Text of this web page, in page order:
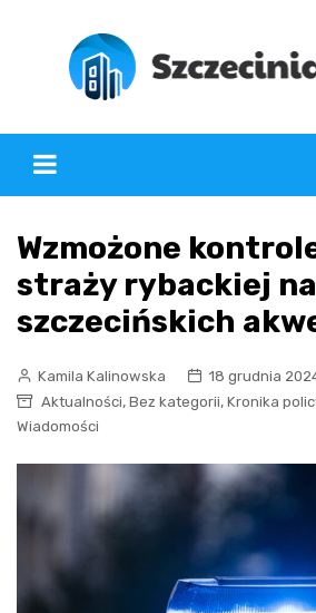
Wzmożone
straży rybackiej na
szczecińskich
Kamila Kalinowska
18 grudnia
Aktualności, Bez kategorii, Kronika
Wiadomości